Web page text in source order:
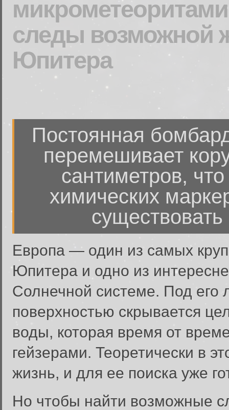
следы возможной
Юпитера
Постоянная
перемешивает
сантиметров,
химических
Европа — один из самых
Юпитера и одно из
Солнечной системе. Под его
поверхностью скрывается
воды, которая время от
гейзерами. Теоретически в
жизнь, и для ее поиска уже
Но чтобы найти возможные